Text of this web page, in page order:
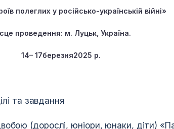
полеглих у російсько-українській війні»
проведення: м. Луцьк, Україна.
14– 17березня2025 р.
(дорослі, юніори, юнаки, діти)